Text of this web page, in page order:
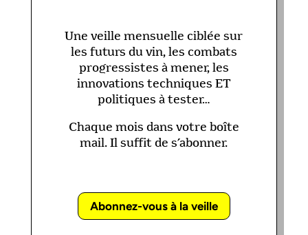
Une veille mensuelle ciblée sur
les futurs du vin, les combats
progressistes à mener, les
innovations techniques ET
politiques à tester…
Chaque mois dans votre boîte
mail. Il suffit de s’abonner.
Abonnez-vous à la veille